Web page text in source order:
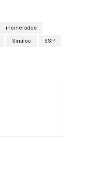
incinerados
Sinaloa SSP